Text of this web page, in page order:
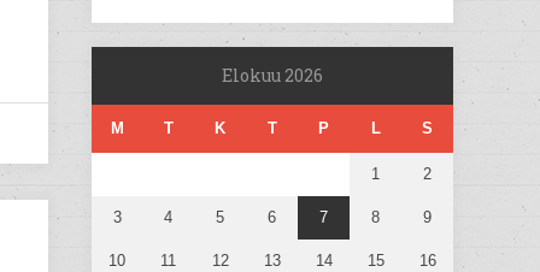
Elokuu 2026
M T K T P L S
1 2
3 4 5 6 7 8 9
10 11 12 13 14 15 16